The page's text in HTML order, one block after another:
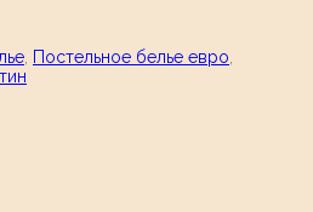
Постельное белье евро